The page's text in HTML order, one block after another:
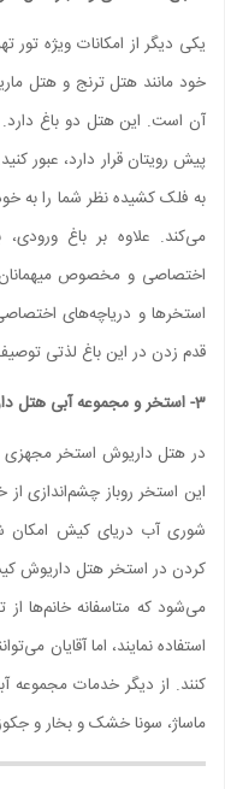
یکی دیگر از امکانات ویژه
خود مانند هتل ترنج و هتل
آن است. این هتل دو باغ دارد.
پیش رویتان قرار دارد، عبور
به فلک کشیده نظر شما را به
می‌کند. علاوه بر باغ
اختصاصی و مخصوص
استخر‌ها و دریاچه‌های
قدم زدن در این باغ لذتی
3- استخر و مجموعه آبی هتل داریوش
در هتل داریوش استخر مجهزی
این استخر روباز چشم‌اندازی
شوری آب دریای کیش امکان
کردن در استخر هتل
می‌شود که متاسفانه خانم‌ها از
استفاده نمایند، اما آقایان
کنند. از دیگر خدمات مجموعه
ماساژ، سونا خشک و بخار و